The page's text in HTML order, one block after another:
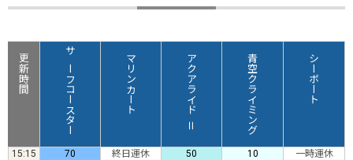
更新時間 サーフコースター マリンカート アクアライドⅡ 青空クライミング シーボート
15:15 70 終日運休 50 10
一時運休